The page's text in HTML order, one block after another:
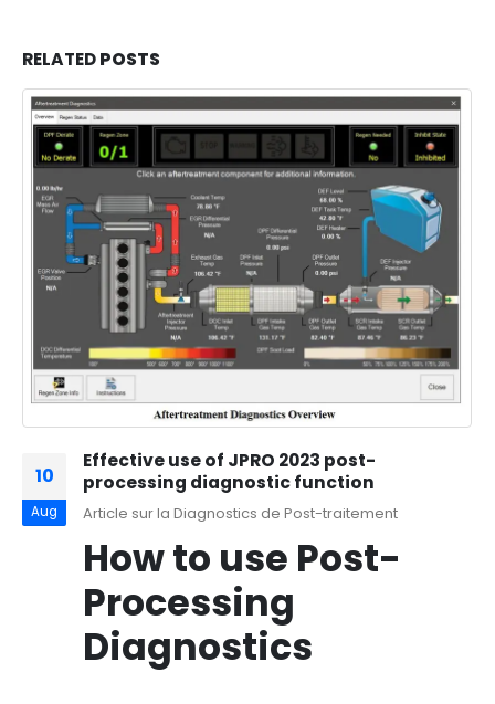
RELATEDPOSTS
10
Aug
Effective use of JPRO 2023 post-
processing diagnostic function
Article sur la Diagnostics de Post-traitement
How to use Post-
Processing
Diagnostics